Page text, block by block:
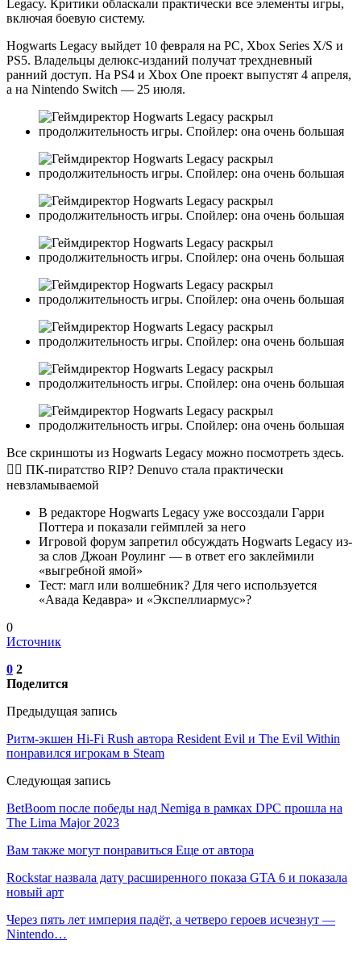
Legacy. Критики обласкали практически все элементы игры,
включая боевую систему.
Hogwarts Legacy выйдет 10 февраля на PC, Xbox Series X/S и
PS5. Владельцы делюкс-изданий получат трехдневный
ранний доступ. На PS4 и Xbox One проект выпустят 4 апреля,
а на Nintendo Switch — 25 июля.
Все скриншоты из Hogwarts Legacy можно посмотреть здесь.
🏴‍☠️ ПК-пиратство RIP? Denuvo стала практически
невзламываемой
В редакторе Hogwarts Legacy уже воссоздали Гарри
Поттера и показали геймплей за него
Игровой форум запретил обсуждать Hogwarts Legacy из-
за слов Джоан Роулинг — в ответ его заклеймили
«выгребной ямой»
Тест: магл или волшебник? Для чего используется
«Авада Кедавра» и «Экспеллиармус»?
0
Источник
0 2
Поделится
Предыдущая запись
Ритм-экшен Hi-Fi Rush автора Resident Evil и The Evil Within
понравился игрокам в Steam
Следующая запись
BetBoom после победы над Nemiga в рамках DPC прошла на
The Lima Major 2023
Вам также могут понравиться Еще от автора
Rockstar назвала дату расширенного показа GTA 6 и показала
новый арт
Через пять лет империя падёт, а четверо героев исчезнут —
Nintendo…